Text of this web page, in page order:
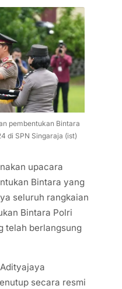
pembentukan Bintara
di SPN Singaraja (ist)
upacara
Bintara yang
seluruh rangkaian
Bintara Polri
telah berlangsung
secara resmi